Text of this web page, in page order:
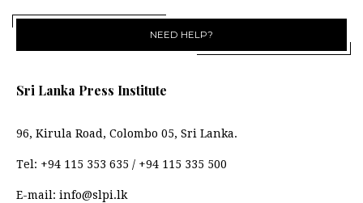
NEED HELP?
Sri Lanka Press Institute
96, Kirula Road, Colombo 05, Sri Lanka.
Tel: +94 115 353 635 / +94 115 335 500
E-mail: info@slpi.lk